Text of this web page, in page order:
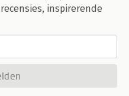
inspirerende